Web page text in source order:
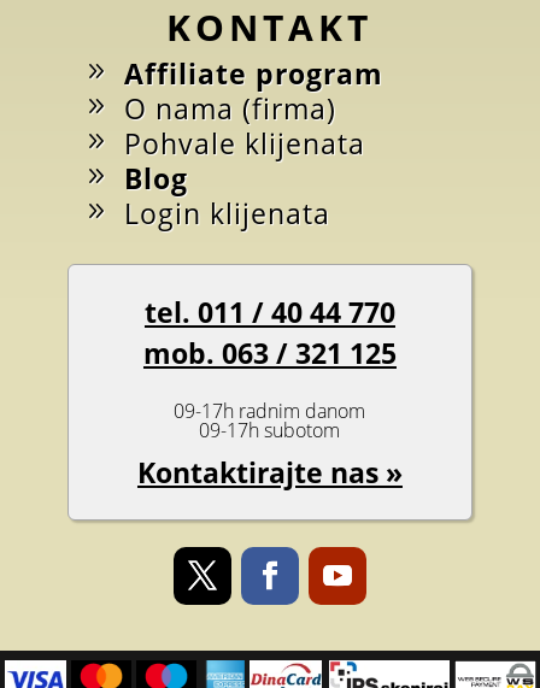
KONTAKT
Affiliate program
O nama (firma)
Pohvale klijenata
Blog
Login klijenata
tel. 011 / 40 44 770
mob. 063 / 321 125
09-17h radnim danom
09-17h subotom
Kontaktirajte nas »